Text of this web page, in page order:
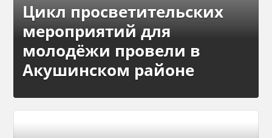
Цикл просветительских
мероприятий для
молодёжи провели в
Акушинском районе